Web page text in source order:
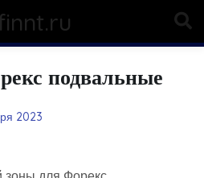
подвальные
2023